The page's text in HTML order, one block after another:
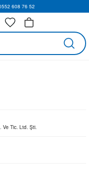
608 76 52
Ve Tic. Ltd. Şti.